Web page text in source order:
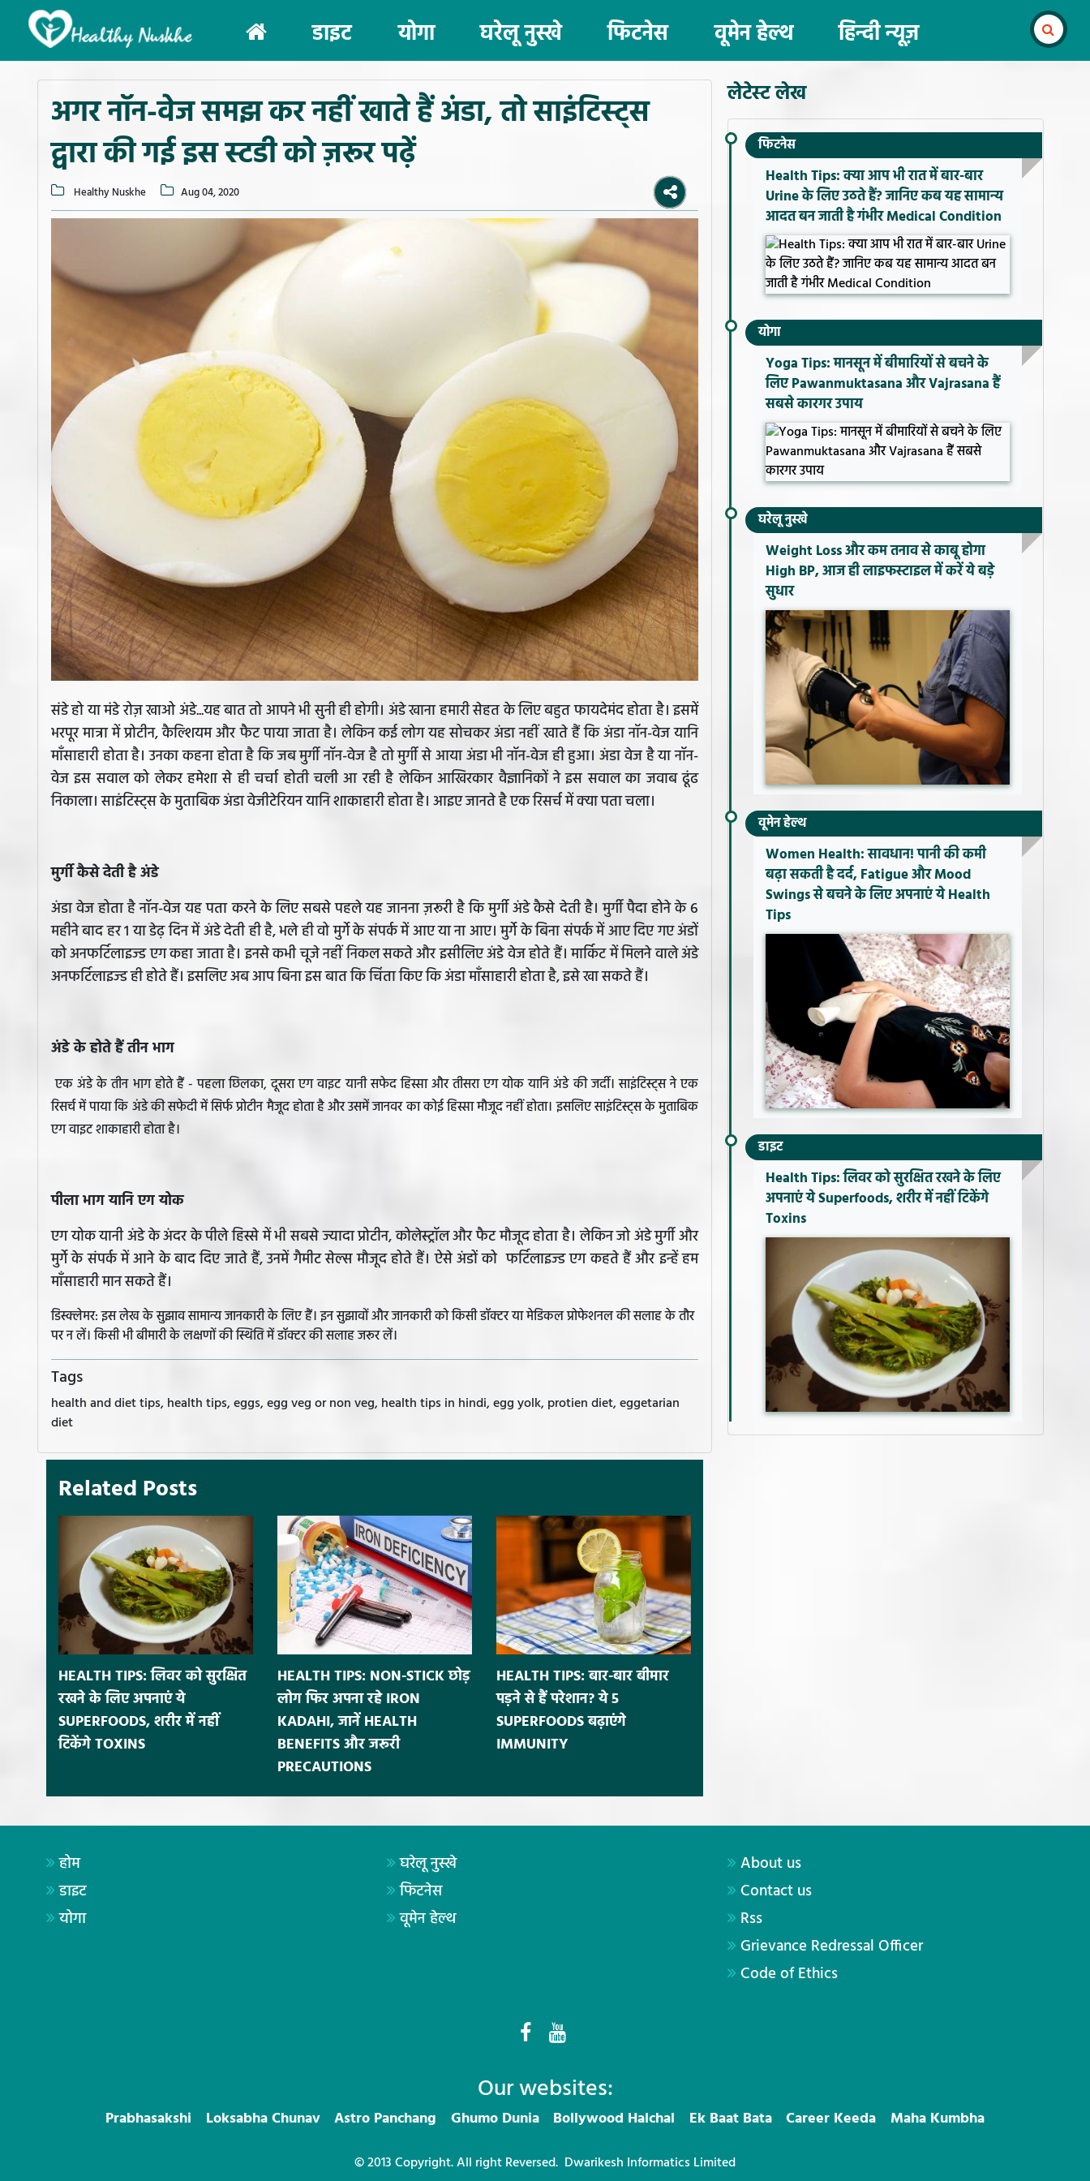
(current)
डाइट योगा घरेलू नुस्खे फिटनेस वूमेन हेल्थ हिन्दी न्यूज़
अगर नॉन-वेज समझ कर नहीं खाते हैं अंडा, तो साइंटिस्ट्स
द्वारा की गई इस स्टडी को ज़रूर पढ़ें
Healthy Nuskhe Aug 04, 2020
संडे हो या मंडे रोज़ खाओ अंडे...यह बात तो आपने भी सुनी ही होगी। अंडे खाना हमारी सेहत के लिए बहुत फायदेमंद होता है। इसमें
भरपूर मात्रा में प्रोटीन, कैल्शियम और फैट पाया जाता है। लेकिन कई लोग यह सोचकर अंडा नहीं खाते हैं कि अंडा नॉन-वेज यानि
माँसाहारी होता है। उनका कहना होता है कि जब मुर्गी नॉन-वेज है तो मुर्गी से आया अंडा भी नॉन-वेज ही हुआ। अंडा वेज है या नॉन-
वेज इस सवाल को लेकर हमेशा से ही चर्चा होती चली आ रही है लेकिन आखिरकार वैज्ञानिकों ने इस सवाल का जवाब ढूंढ
निकाला। साइंटिस्ट्स के मुताबिक अंडा वेजीटेरियन यानि शाकाहारी होता है। आइए जानते है एक रिसर्च में क्या पता चला।
मुर्गी कैसे देती है अंडे
अंडा वेज होता है नॉन-वेज यह पता करने के लिए सबसे पहले यह जानना ज़रूरी है कि मुर्गी अंडे कैसे देती है। मुर्गी पैदा होने के 6
महीने बाद हर 1 या डेढ़ दिन में अंडे देती ही है, भले ही वो मुर्गे के संपर्क में आए या ना आए। मुर्गे के बिना संपर्क में आए दिए गए अंडों
को अनफर्टिलाइज्ड एग कहा जाता है। इनसे कभी चूजे नहीं निकल सकते और इसीलिए अंडे वेज होते हैं। मार्किट में मिलने वाले अंडे
अनफर्टिलाइज्ड ही होते हैं। इसलिए अब आप बिना इस बात कि चिंता किए कि अंडा माँसाहारी होता है, इसे खा सकते हैं।
अंडे के होते हैं तीन भाग
एक अंडे के तीन भाग होते हैं - पहला छिलका, दूसरा एग वाइट यानी सफेद हिस्सा और तीसरा एग योक यानि अंडे की जर्दी। साइंटिस्ट्स ने एक
रिसर्च में पाया कि अंडे की सफेदी में सिर्फ प्रोटीन मैजूद होता है और उसमें जानवर का कोई हिस्सा मौजूद नहीं होता। इसलिए साइंटिस्ट्स के मुताबिक
एग वाइट शाकाहारी होता है।
पीला भाग यानि एग योक
एग योक यानी अंडे के अंदर के पीले हिस्से में भी सबसे ज्यादा प्रोटीन, कोलेस्ट्रॉल और फैट मौजूद होता है। लेकिन जो अंडे मुर्गी और
मुर्गे के संपर्क में आने के बाद दिए जाते हैं, उनमें गैमीट सेल्स मौजूद होते हैं। ऐसे अंडों को फर्टिलाइज्ड एग कहते हैं और इन्हें हम
माँसाहारी मान सकते हैं।
डिस्क्लेमर: इस लेख के सुझाव सामान्य जानकारी के लिए हैं। इन सुझावों और जानकारी को किसी डॉक्टर या मेडिकल प्रोफेशनल की सलाह के तौर
पर न लें। किसी भी बीमारी के लक्षणों की स्थिति में डॉक्टर की सलाह जरूर लें।
Tags
health and diet tips, health tips, eggs, egg veg or non veg, health tips in hindi, egg yolk, protien diet, eggetarian
diet
Related Posts
HEALTH TIPS: लिवर को सुरक्षित
रखने के लिए अपनाएं ये
SUPERFOODS, शरीर में नहीं
टिकेंगे TOXINS
HEALTH TIPS: NON-STICK छोड़
लोग फिर अपना रहे IRON
KADAHI, जानें HEALTH
BENEFITS और जरूरी
PRECAUTIONS
HEALTH TIPS: बार-बार बीमार
पड़ने से हैं परेशान? ये 5
SUPERFOODS बढ़ाएंगे
IMMUNITY
लेटेस्ट लेख
फिटनेस
Health Tips: क्या आप भी रात में बार-बार
Urine के लिए उठते हैं? जानिए कब यह सामान्य
आदत बन जाती है गंभीर Medical Condition
योगा
Yoga Tips: मानसून में बीमारियों से बचने के
लिए Pawanmuktasana और Vajrasana हैं
सबसे कारगर उपाय
घरेलू नुस्खे
Weight Loss और कम तनाव से काबू होगा
High BP, आज ही लाइफस्टाइल में करें ये बड़े
सुधार
वूमेन हेल्थ
Women Health: सावधान! पानी की कमी
बढ़ा सकती है दर्द, Fatigue और Mood
Swings से बचने के लिए अपनाएं ये Health
Tips
डाइट
Health Tips: लिवर को सुरक्षित रखने के लिए
अपनाएं ये Superfoods, शरीर में नहीं टिकेंगे
Toxins
होम
डाइट
योगा
घरेलू नुस्खे
फिटनेस
वूमेन हेल्थ
About us
Contact us
Rss
Grievance Redressal Officer
Code of Ethics
Our websites:
Prabhasakshi Loksabha Chunav Astro Panchang Ghumo Dunia Bollywood Halchal Ek Baat Bata Career Keeda Maha Kumbha
© 2013 Copyright. All right Reversed. Dwarikesh Informatics Limited